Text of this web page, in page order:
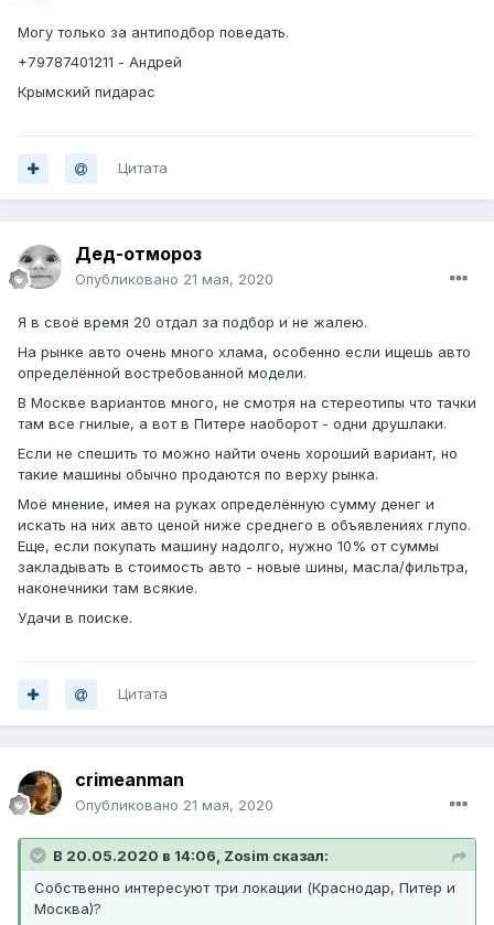
Могу только за антиподбор поведать.
+79787401211 - Андрей
Крымский пидарас
Цитата
Дед-отмороз
Опубликовано 21 мая, 2020
Я в своё время 20 отдал за подбор и не жалею.
На рынке авто очень много хлама, особенно если ищешь авто
определённой востребованной модели.
В Москве вариантов много, не смотря на стереотипы что тачки
там все гнилые, а вот в Питере наоборот - одни друшлаки.
Если не спешить то можно найти очень хороший вариант, но
такие машины обычно продаются по верху рынка.
Моё мнение, имея на руках определённую сумму денег и
искать на них авто ценой ниже среднего в объявлениях глупо.
Еще, если покупать машину надолго, нужно 10% от суммы
закладывать в стоимость авто - новые шины, масла/фильтра,
наконечники там всякие.
Удачи в поиске.
Цитата
crimeanman
Опубликовано 21 мая, 2020
В 20.05.2020 в 14:06, Zosim сказал:
Собственно интересуют три локации (Краснодар, Питер и
Москва)?